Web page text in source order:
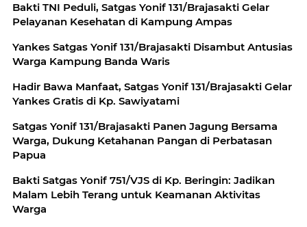
Bakti TNI Peduli, Satgas Yonif 131/Brajasakti Gelar
Pelayanan Kesehatan di Kampung Ampas
Yankes Satgas Yonif 131/Brajasakti Disambut Antusias
Warga Kampung Banda Waris
Hadir Bawa Manfaat, Satgas Yonif 131/Brajasakti Gelar
Yankes Gratis di Kp. Sawiyatami
Satgas Yonif 131/Brajasakti Panen Jagung Bersama
Warga, Dukung Ketahanan Pangan di Perbatasan
Papua
Bakti Satgas Yonif 751/VJS di Kp. Beringin: Jadikan
Malam Lebih Terang untuk Keamanan Aktivitas
Warga